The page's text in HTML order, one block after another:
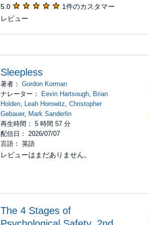
5.0
1件のカスタマー
レビュー
Sleepless
著者：Gordon Korman
ナレーター：
Eevin Hartsough, Brian
Holden, Leah Horowitz,Christopher
Gebauer, Mark Sanderlin
再生時間： 5 時間 57 分
配信日： 2026/07/07
言語： 英語
レビューはまだありません。
The 4 Stages of